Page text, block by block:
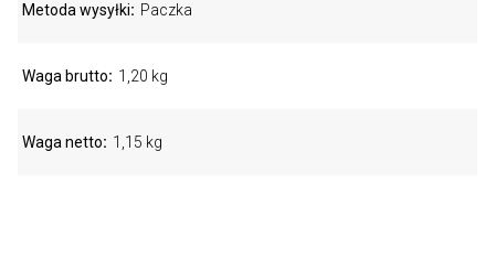
Metoda wysyłki Paczka
Waga brutto 1,20 kg
Waga netto 1,15 kg